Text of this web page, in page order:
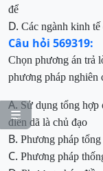

để
D. Các ngành kinh
Câu hỏi 569319:
Chọn phương án trả
phương pháp nghiên
A.Sử dụng tổng hợp
điền dã là chủ đạo
B. Phương pháp
C. Phương pháp